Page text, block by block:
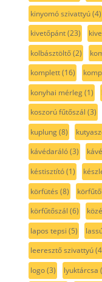
kinyomó szivattyú(4)
kivetőpánt(23)
kolbásztöltő(2)
komplett(16)
konyhai mérleg(1)
koszorú fűtőszál (3)
kuplung(8)
kávédaráló(3)
késtisztító(1)
körfütés (8)
körfűtőszál (6)
lapos tepsi (5)
leeresztő szivattyú
logo(3) lyuktárcsa